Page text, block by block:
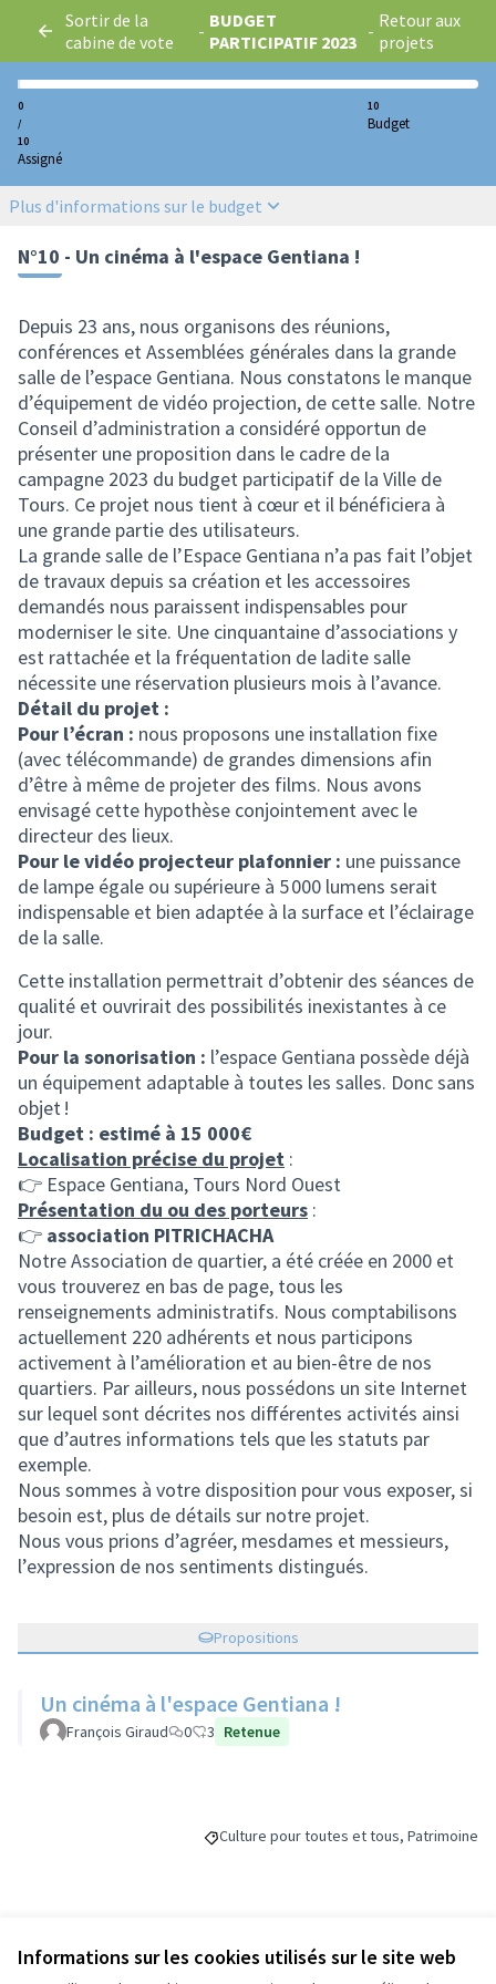
Informations sur les cookies utilisés sur le site web
Sortir de la
cabine de vote
- BUDGET
PARTICIPATIF 2023 - Retour aux
projets
0
/
10
Assigné
10
Budget
Plus d'informations sur le budget
N°10 - Un cinéma à l'espace Gentiana !
Depuis 23 ans, nous organisons des réunions,
conférences et Assemblées générales dans la grande
salle de l’espace Gentiana. Nous constatons le manque
d’équipement de vidéo projection, de cette salle. Notre
Conseil d’administration a considéré opportun de
présenter une proposition dans le cadre de la
campagne 2023 du budget participatif de la Ville de
Tours. Ce projet nous tient à cœur et il bénéficiera à
une grande partie des utilisateurs.
La grande salle de l’Espace Gentiana n’a pas fait l’objet
de travaux depuis sa création et les accessoires
demandés nous paraissent indispensables pour
moderniser le site. Une cinquantaine d’associations y
est rattachée et la fréquentation de ladite salle
nécessite une réservation plusieurs mois à l’avance.
Détail du projet :
Pour l’écran : nous proposons une installation fixe
(avec télécommande) de grandes dimensions afin
d’être à même de projeter des films. Nous avons
envisagé cette hypothèse conjointement avec le
directeur des lieux.
Pour le vidéo projecteur plafonnier : une puissance
de lampe égale ou supérieure à 5 000 lumens serait
indispensable et bien adaptée à la surface et l’éclairage
de la salle.
Cette installation permettrait d’obtenir des séances de
qualité et ouvrirait des possibilités inexistantes à ce
jour.
Pour la sonorisation : l’espace Gentiana possède déjà
un équipement adaptable à toutes les salles. Donc sans
objet !
Budget : estimé à 15 000€
Localisation précise du projet :
👉 Espace Gentiana, Tours Nord Ouest
Présentation du ou des porteurs :
👉 association PITRICHACHA
Notre Association de quartier, a été créée en 2000 et
vous trouverez en bas de page, tous les
renseignements administratifs. Nous comptabilisons
actuellement 220 adhérents et nous participons
activement à l’amélioration et au bien-être de nos
quartiers. Par ailleurs, nous possédons un site Internet
sur lequel sont décrites nos différentes activités ainsi
que d’autres informations tels que les statuts par
exemple.
Nous sommes à votre disposition pour vous exposer, si
besoin est, plus de détails sur notre projet.
Nous vous prions d’agréer, mesdames et messieurs,
l’expression de nos sentiments distingués.
Propositions
Un cinéma à l'espace Gentiana !
François Giraud 0 3 Retenue
Filtrer les résultats de la catégorie :
Culture pour toutes et tous, Patrimoine
Budget